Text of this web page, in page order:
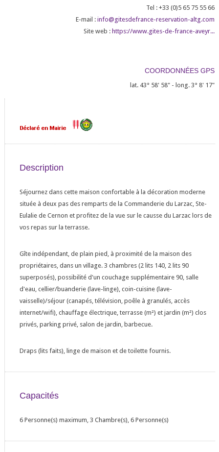
Tel : +33 (0)5 65 75 55 66
E-mail : info@gitesdefrance-reservation-altg.com
Site web : https://www.gites-de-france-aveyr...
COORDONNÉES GPS
lat. 43° 58' 58" - long. 3° 8' 17"
Description
Séjournez dans cette maison confortable à la décoration moderne
située à deux pas des remparts de la Commanderie du Larzac, Ste-
Eulalie de Cernon et profitez de la vue sur le causse du Larzac lors de
vos repas sur la terrasse.
Gîte indépendant, de plain pied, à proximité de la maison des
propriétaires, dans un village. 3 chambres (2 lits 140, 2 lits 90
superposés), possibilité d'un couchage supplémentaire 90, salle
d'eau, cellier/buanderie (lave-linge), coin-cuisine (lave-
vaisselle)/séjour (canapés, télévision, poêle à granulés, accès
internet/wifi), chauffage électrique, terrasse (m²) et jardin (m²) clos
privés, parking privé, salon de jardin, barbecue.
Draps (lits faits), linge de maison et de toilette fournis.
Capacités
6 Personne(s) maximum, 3 Chambre(s), 6 Personne(s)